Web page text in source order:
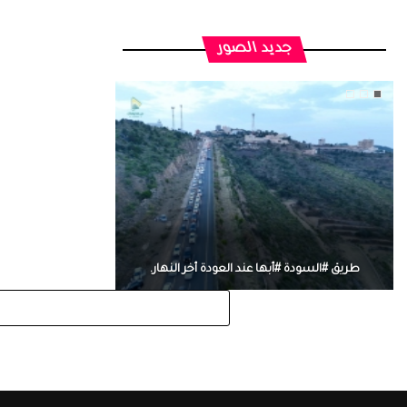
جديد الصور
طريق #السودة #أبها عند العودة أخر النهار.